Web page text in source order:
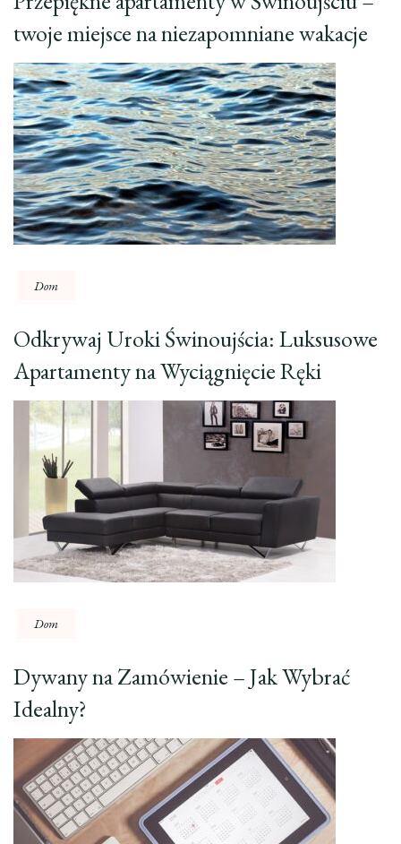
twoje miejsce na niezapomniane wakacje
Dom
Odkrywaj Uroki Świnoujścia: Luksusowe
Apartamenty na Wyciągnięcie Ręki
Dom
Dywany na Zamówienie – Jak Wybrać
Idealny?